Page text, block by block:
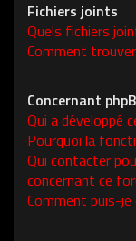
Fichiers joints
Quels fichiers
Comment
Concernant
Qui a développé
Pourquoi la
Qui contacter
concernant ce
Comment puis-